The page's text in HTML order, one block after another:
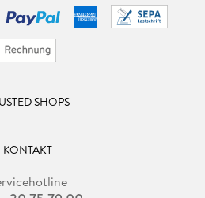
SHOPS
KONTAKT